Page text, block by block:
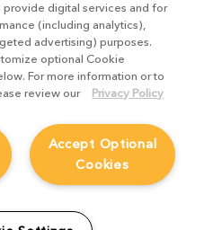
provide digital services and for
(including analytics),
advertising) purposes.
optional Cookie
For more information or to
review our
Privacy Policy
Accept Optional
Cookies